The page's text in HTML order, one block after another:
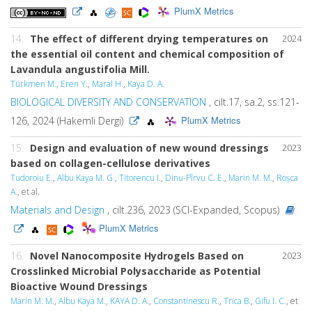
PlumX Metrics
2024
14. The effect of different drying temperatures on
the essential oil content and chemical composition of
Lavandula angustifolia Mill.
Türkmen M., Eren Y., Maral H., Kaya D. A.
BIOLOGICAL DIVERSITY AND CONSERVATION , cilt.17, sa.2, ss.121-
126, 2024 (Hakemli Dergi)
PlumX Metrics
2023
15. Design and evaluation of new wound dressings
based on collagen-cellulose derivatives
Tudoroiu E., Albu Kaya M. G., Titorencu I., Dinu-Pîrvu C. E., Marin M. M., Roșca
A., et al.
Materials and Design , cilt.236, 2023 (SCI-Expanded, Scopus)
PlumX Metrics
2023
16. Novel Nanocomposite Hydrogels Based on
Crosslinked Microbial Polysaccharide as Potential
Bioactive Wound Dressings
Marin M. M., Albu Kaya M., KAYA D. A., Constantinescu R., Trica B., Gifu I. C., et